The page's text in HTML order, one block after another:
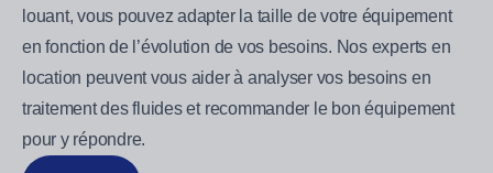
louant, vous pouvez adapter la taille de votre équipement
en fonction de l’évolution de vos besoins. Nos experts en
location peuvent vous aider à analyser vos besoins en
traitement des fluides et recommander le bon équipement
pour y répondre.